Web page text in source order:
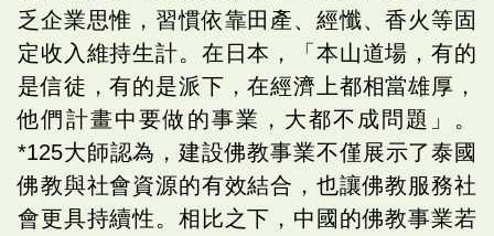
乏企業思惟，習慣依靠田產、經懺、香火等固
定收入維持生計。在日本，「本山道場，有的
是信徒，有的是派下，在經濟上都相當雄厚，
他們計畫中要做的事業，大都不成問題」。
*125大師認為，建設佛教事業不僅展示了泰國
佛教與社會資源的有效結合，也讓佛教服務社
會更具持續性。相比之下，中國的佛教事業若